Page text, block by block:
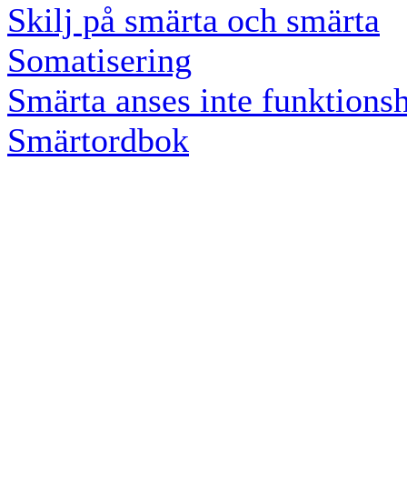
Skilj på smärta och smärta
Somatisering
Smärta anses inte
Smärtordbok